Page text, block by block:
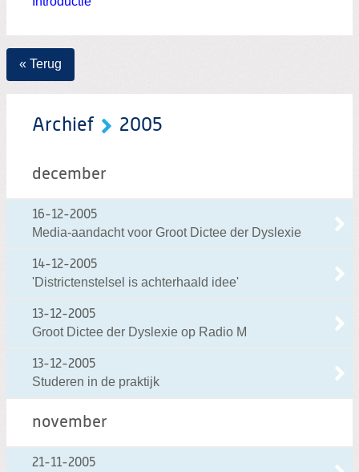
« Terug
Archief 2005
december
16-12-2005
Media-aandacht voor Groot Dictee der Dyslexie
14-12-2005
'Districtenstelsel is achterhaald idee'
13-12-2005
Groot Dictee der Dyslexie op Radio M
13-12-2005
Studeren in de praktijk
november
21-11-2005